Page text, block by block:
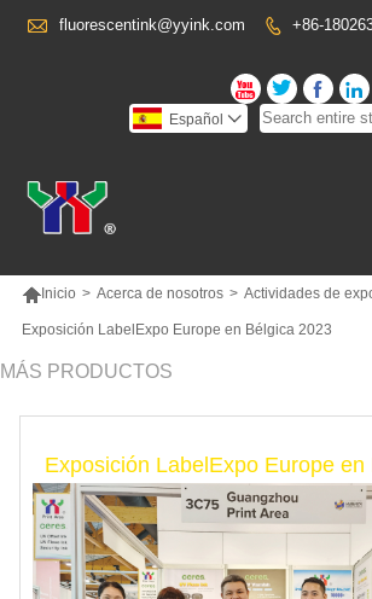
 fluorescentink@yyink.com  +86-
   
Español 
Inicio > Acerca de nosotros > Actividades de
Exposición LabelExpo Europe en Bélgica 2023
MÁS PRODUCTOS
Exposición LabelExpo Europe